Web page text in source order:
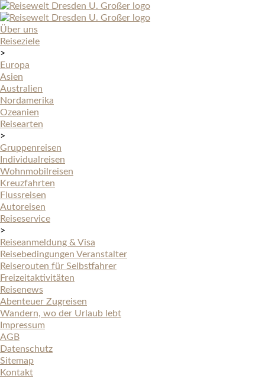
Über uns
Reiseziele
>
Europa
Asien
Australien
Nordamerika
Ozeanien
Reisearten
>
Gruppenreisen
Individualreisen
Wohnmobilreisen
Kreuzfahrten
Flussreisen
Autoreisen
Reiseservice
>
Reiseanmeldung & Visa
Reisebedingungen Veranstalter
Reiserouten für Selbstfahrer
Freizeitaktivitäten
Reisenews
Abenteuer Zugreisen
Wandern, wo der Urlaub lebt
Impressum
AGB
Datenschutz
Sitemap
Kontakt